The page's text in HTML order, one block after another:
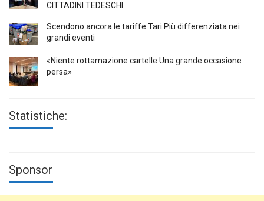
CITTADINI TEDESCHI
Scendono ancora le tariffe Tari Più differenziata nei
grandi eventi
«Niente rottamazione cartelle Una grande occasione
persa»
Statistiche:
Sponsor